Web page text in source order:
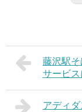
藤沢駅
サービス
アディ